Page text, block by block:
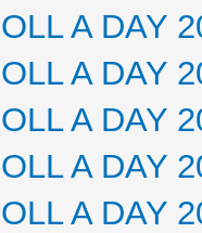
A DAY
A DAY
A DAY
A DAY
A DAY